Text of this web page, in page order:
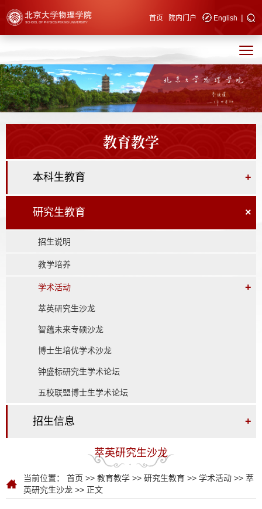
快速导航 首页 院内门户 English |
教育教学
本科生教育 +
研究生教育 ×
招生说明
教学培养
学术活动 +
萃英研究生沙龙
智蕴未来专硕沙龙
博士生培优学术沙龙
钟盛标研究生学术论坛
五校联盟博士生学术论坛
招生信息 +
萃英研究生沙龙
当前位置： 首页 >> 教育教学 >> 研究生教育 >> 学术活动 >> 萃
英研究生沙龙 >> 正文